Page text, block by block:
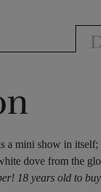
mini show in
dove from the
18 years old to